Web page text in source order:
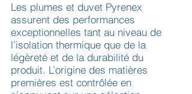
Les plumes et duvet Pyrenex
assurent des performances
exceptionnelles tant au niveau de
l’isolation thermique que de la
légèreté et de la durabilité du
produit. L’origine des matières
premières est contrôlée en